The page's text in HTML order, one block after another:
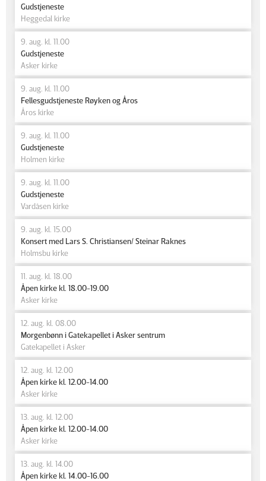
Gudstjeneste
Heggedal kirke
9. aug. kl. 11.00
Gudstjeneste
Asker kirke
9. aug. kl. 11.00
Fellesgudstjeneste Røyken og Åros
Åros kirke
9. aug. kl. 11.00
Gudstjeneste
Holmen kirke
9. aug. kl. 11.00
Gudstjeneste
Vardåsen kirke
9. aug. kl. 15.00
Konsert med Lars S. Christiansen/ Steinar Raknes
Holmsbu kirke
11. aug. kl. 18.00
Åpen kirke kl. 18.00-19.00
Asker kirke
12. aug. kl. 08.00
Morgenbønn i Gatekapellet i Asker sentrum
Gatekapellet i Asker
12. aug. kl. 12.00
Åpen kirke kl. 12.00-14.00
Asker kirke
13. aug. kl. 12.00
Åpen kirke kl. 12.00-14.00
Asker kirke
13. aug. kl. 14.00
Åpen kirke kl. 14.00-16.00